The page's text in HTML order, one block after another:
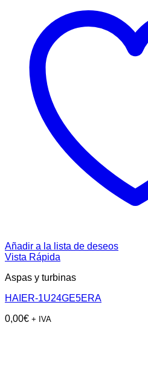
Añadir a la lista de deseos
Vista Rápida
Aspas y turbinas
HAIER-1U24GE5ERA
0,00€ + IVA